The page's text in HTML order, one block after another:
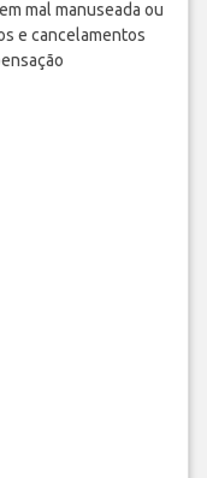
mal manuseada ou
e cancelamentos